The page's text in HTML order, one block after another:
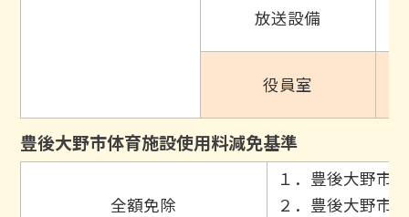
放送設備
役員室
豊後大野市体育施設使用料減免基準
全額免除
１．豊後大野市
２．豊後大野市